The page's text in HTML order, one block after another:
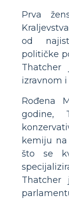
Prva
od
političke
izravnom
Rođena
godine,
kemiju
što se